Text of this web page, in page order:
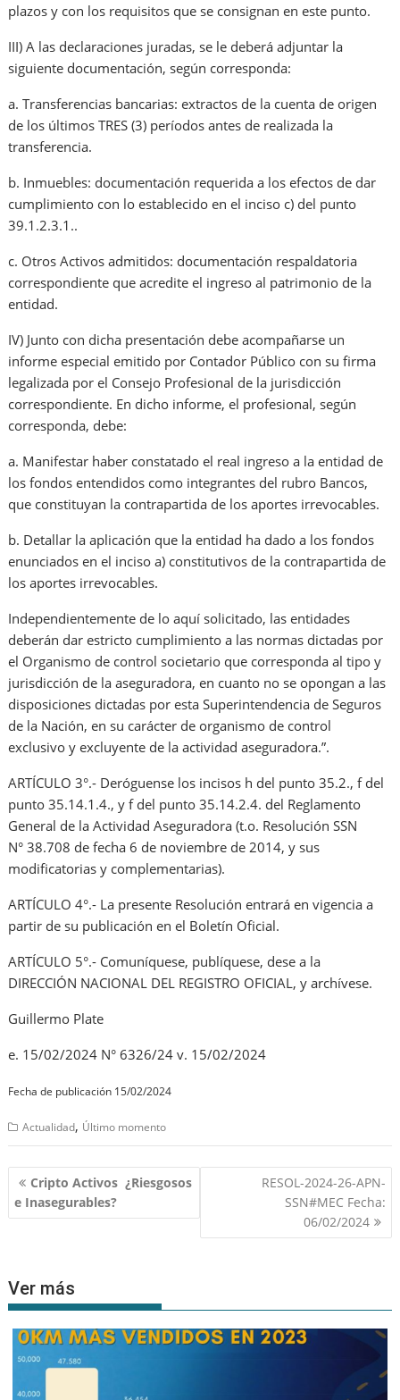
plazos y con los requisitos que se consignan en este punto.
III) A las declaraciones juradas, se le deberá adjuntar la
siguiente documentación, según corresponda:
a. Transferencias bancarias: extractos de la cuenta de origen
de los últimos TRES (3) períodos antes de realizada la
transferencia.
b. Inmuebles: documentación requerida a los efectos de dar
cumplimiento con lo establecido en el inciso c) del punto
39.1.2.3.1..
c. Otros Activos admitidos: documentación respaldatoria
correspondiente que acredite el ingreso al patrimonio de la
entidad.
IV) Junto con dicha presentación debe acompañarse un
informe especial emitido por Contador Público con su firma
legalizada por el Consejo Profesional de la jurisdicción
correspondiente. En dicho informe, el profesional, según
corresponda, debe:
a. Manifestar haber constatado el real ingreso a la entidad de
los fondos entendidos como integrantes del rubro Bancos,
que constituyan la contrapartida de los aportes irrevocables.
b. Detallar la aplicación que la entidad ha dado a los fondos
enunciados en el inciso a) constitutivos de la contrapartida de
los aportes irrevocables.
Independientemente de lo aquí solicitado, las entidades
deberán dar estricto cumplimiento a las normas dictadas por
el Organismo de control societario que corresponda al tipo y
jurisdicción de la aseguradora, en cuanto no se opongan a las
disposiciones dictadas por esta Superintendencia de Seguros
de la Nación, en su carácter de organismo de control
exclusivo y excluyente de la actividad aseguradora.”.
ARTÍCULO 3°.- Deróguense los incisos h del punto 35.2., f del
punto 35.14.1.4., y f del punto 35.14.2.4. del Reglamento
General de la Actividad Aseguradora (t.o. Resolución SSN
N° 38.708 de fecha 6 de noviembre de 2014, y sus
modificatorias y complementarias).
ARTÍCULO 4°.- La presente Resolución entrará en vigencia a
partir de su publicación en el Boletín Oficial.
ARTÍCULO 5°.- Comuníquese, publíquese, dese a la
DIRECCIÓN NACIONAL DEL REGISTRO OFICIAL, y archívese.
Guillermo Plate
e. 15/02/2024 N° 6326/24 v. 15/02/2024
Fecha de publicación 15/02/2024
Actualidad, Último momento
Navegación
de
entradas
Cripto Activos ¿Riesgosos
e Inasegurables?
RESOL-2024-26-APN-
SSN#MEC Fecha:
06/02/2024
Ver más